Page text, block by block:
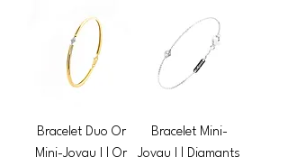
Bracelet Duo Or
Mini-Joyau I | Or
Bracelet Mini-
Joyau I | Diamants